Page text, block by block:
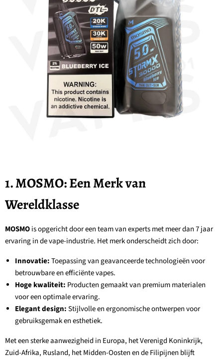
1. MOSMO: Een Merk van
Wereldklasse
MOSMOis opgericht door een team van experts met meer dan 7 jaar
ervaring in de vape-industrie. Het merk onderscheidt zich door:
Innovatie:Toepassing van geavanceerde technologieën voor
betrouwbare en efficiënte vapes.
Hoge kwaliteit: Producten gemaakt van premium materialen
voor een optimale ervaring.
Elegant design:Stijlvolle en ergonomische ontwerpen voor
gebruiksgemak en esthetiek.
Met een sterke aanwezigheid in Europa, het Verenigd Koninkrijk,
Zuid-Afrika, Rusland, het Midden-Oosten en de Filipijnen blijft